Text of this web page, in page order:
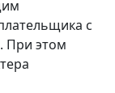
с
При этом